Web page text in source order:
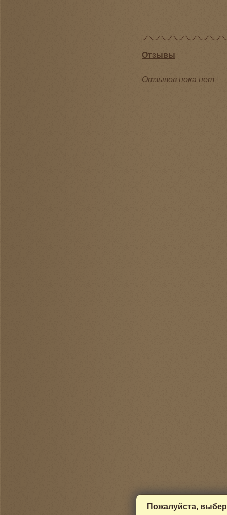
Пожалуйста,
Отзывы
Отзывов пока нет